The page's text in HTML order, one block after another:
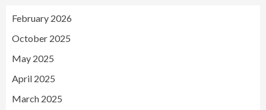
February 2026
October 2025
May 2025
April 2025
March 2025